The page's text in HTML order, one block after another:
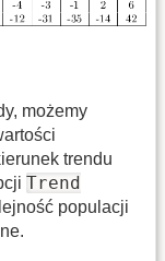
możemy
trendu
Trend
populacji